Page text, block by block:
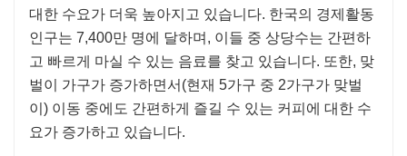
대한 수요가 더욱 높아지고 있습니다. 한국의 경제활동
인구는 7,400만 명에 달하며, 이들 중 상당수는 간편하
고 빠르게 마실 수 있는 음료를 찾고 있습니다. 또한, 맞
벌이 가구가 증가하면서(현재 5가구 중 2가구가 맞벌
이) 이동 중에도 간편하게 즐길 수 있는 커피에 대한 수
요가 증가하고 있습니다.